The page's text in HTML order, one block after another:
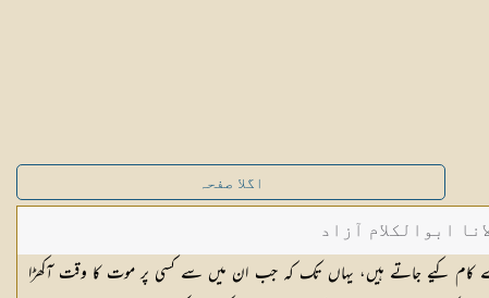
اگلا صفحہ
ابوالکلام آزاد
کام کیے جاتے ہیں، یہاں تک کہ جب ان میں سے کسی پر موت کا وقت آکھڑا